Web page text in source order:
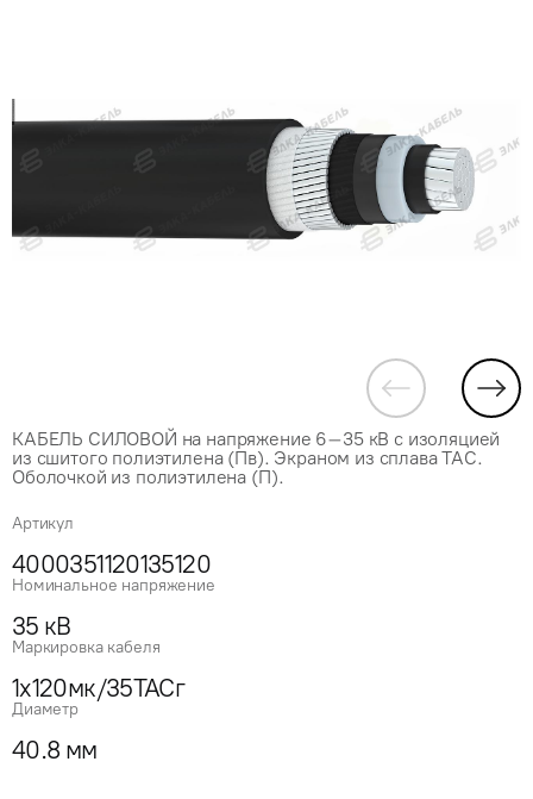
КАБЕЛЬ СИЛОВОЙ на напряжение 6–35 кВ с изоляцией
из сшитого полиэтилена (Пв). Экраном из сплава ТАС.
Оболочкой из полиэтилена (П).
Артикул
4000351120135120
Номинальное напряжение
35 кВ
Маркировка кабеля
1x120мк/35ТАСг
Диаметр
40.8 мм